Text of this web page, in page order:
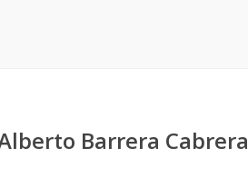
Barrera Cabrera